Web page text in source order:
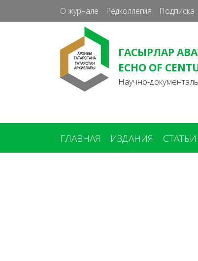
О журнале Редколлегия Подписка
ГАСЫРЛАР
ECHO OF
Научно-
ГЛАВНАЯ ИЗДАНИЯ СТАТЬИ